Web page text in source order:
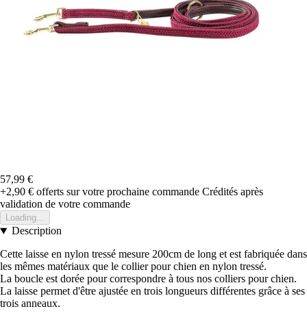
57,99 €
+2,90 € offerts sur votre prochaine commande Crédités après
validation de votre commande
Loading...
Description
Cette laisse en nylon tressé mesure 200cm de long et est fabriquée dans
les mêmes matériaux que le collier pour chien en nylon tressé.
La boucle est dorée pour correspondre à tous nos colliers pour chien.
La laisse permet d'être ajustée en trois longueurs différentes grâce à ses
trois anneaux.